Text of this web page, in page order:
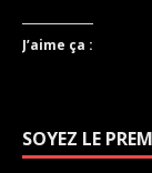
J’aime ça :
SOYEZ LE